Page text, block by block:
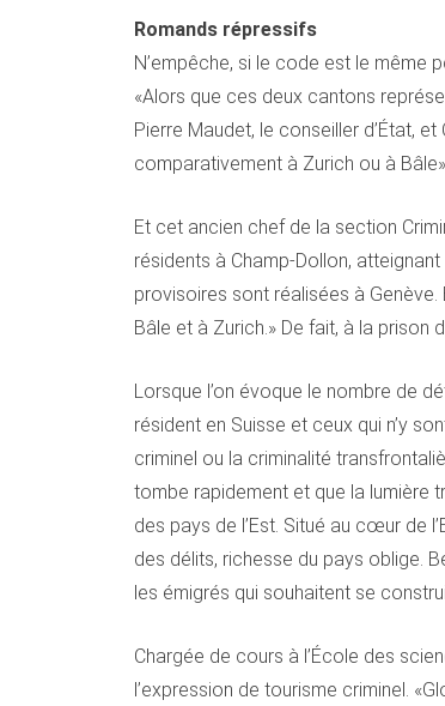
Romands répressifs
N’empêche, si le code est le même
«Alors que ces deux cantons
Pierre Maudet, le conseiller d’État,
comparativement à Zurich ou à
Et cet ancien chef de la section
résidents à Champ-Dollon,
provisoires sont réalisées à
Bâle et à Zurich.» De fait, à la prison
Lorsque l’on évoque le nombre de
résident en Suisse et ceux qui n’y
criminel ou la criminalité
tombe rapidement et que la lumière
des pays de l’Est. Situé au cœur de
des délits, richesse du pays oblige.
les émigrés qui souhaitent se
Chargée de cours à l’École des
l’expression de tourisme criminel.